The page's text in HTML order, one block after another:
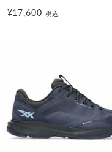
¥17,600税込